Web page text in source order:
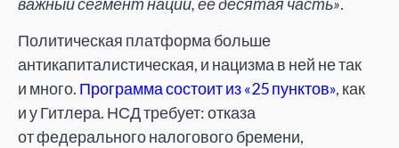
Политическая платформа больше
антикапиталистическая, и нацизма в ней нетак
и много. Программа состоит из«25пунктов», как
иуГитлера. НСД требует: отказа
отфедерального налогового бремени,